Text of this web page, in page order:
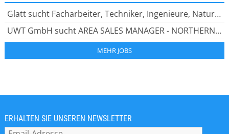
Glatt sucht Facharbeiter, Techniker, Ingenieure, Naturwissenschaftler, Bei Glatt zu arbeiten bedeutet: leistungsstarke Lösungen entwickeln. Innovative Ideen verwirklichen. Globales Wissen teilen.
UWT GmbH sucht AREA SALES MANAGER - NORTHERN EUROPE (m/w/d), SICHERHEIT UND INNOVATION HAND IN HAND Als inhabergeführtes Unternehmen bieten wir unseren rund 200 engagierten Mitarbeiter:innen ein dynamisches Arbeitsumfeld.
MEHR JOBS
ERHALTEN SIE UNSEREN NEWSLETTER